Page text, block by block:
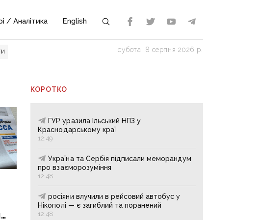
/ Аналітика English
субота, 8 серпня 2026 р.
КОРОТКО
ГУР уразила Ільський НПЗ у
Краснодарському краї
12:49
Україна та Сербія підписали меморандум
про взаєморозуміння
12:48
росіяни влучили в рейсовий автобус у
Нікополі — є загиблий та поранений
12:48